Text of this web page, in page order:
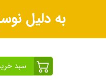
به دلیل
سبد